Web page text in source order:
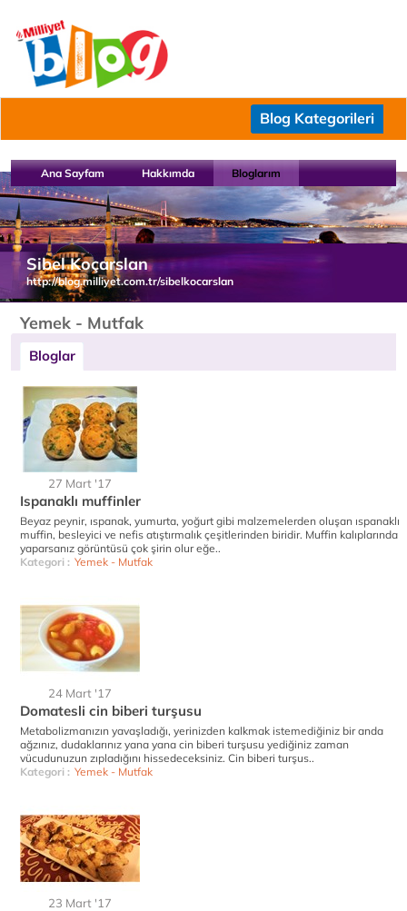
Blog Kategorileri
Ana Sayfam Hakkımda Bloglarım
Sibel Koçarslan
http://blog.milliyet.com.tr/sibelkocarslan
Yemek - Mutfak
Bloglar
27 Mart '17
Ispanaklı muffinler
Beyaz peynir, ıspanak, yumurta, yoğurt gibi malzemelerden oluşan ıspanaklı
muffin, besleyici ve nefis atıştırmalık çeşitlerinden biridir. Muffin kalıplarında
yaparsanız görüntüsü çok şirin olur eğe..
Kategori : Yemek - Mutfak
24 Mart '17
Domatesli cin biberi turşusu
Metabolizmanızın yavaşladığı, yerinizden kalkmak istemediğiniz bir anda
ağzınız, dudaklarınız yana yana cin biberi turşusu yediğiniz zaman
vücudunuzun zıpladığını hissedeceksiniz. Cin biberi turşus..
Kategori : Yemek - Mutfak
23 Mart '17